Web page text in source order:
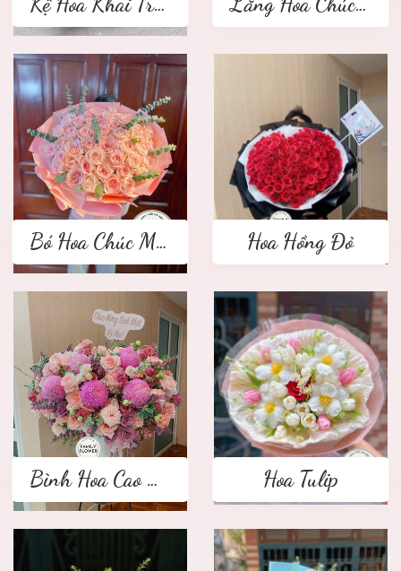
Bó Hoa Chúc Mừng Hoa Hồng Đỏ
Bình Hoa Cao Cấp Hoa Tulip